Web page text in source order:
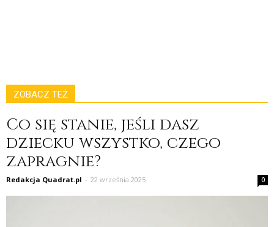
ZOBACZ TEŻ
Co się stanie, jeśli dasz
dziecku wszystko, czego
zapragnie?
Redakcja Quadrat.pl - 22 września 2025 0